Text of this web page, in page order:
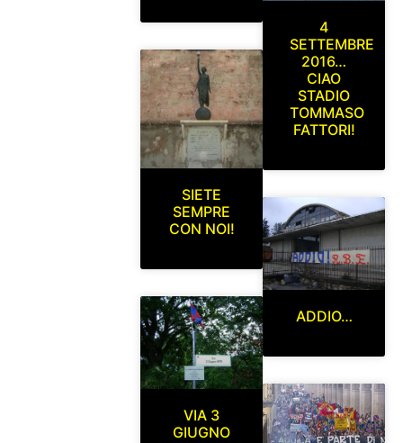
SIETE
SEMPRE
CON NOI!
VIA 3
GIUGNO
4
SETTEMBRE
2016…
CIAO
STADIO
TOMMASO
FATTORI!
ADDIO…